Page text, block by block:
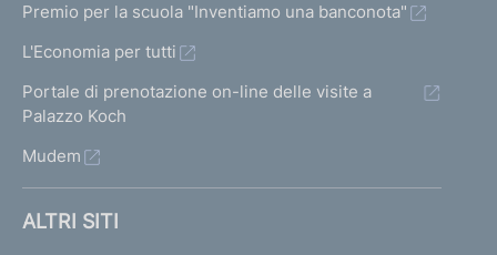
Premio per la scuola "Inventiamo una banconota"
L'Economia per tutti
Portale di prenotazione on-line delle visite a
Palazzo Koch
Mudem
ALTRI SITI